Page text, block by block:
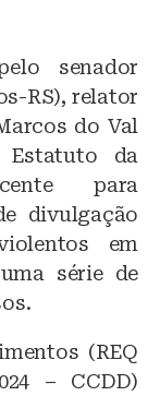
senador
RS), relator
do Val
Estatuto da
para
divulgação
em
série de
(REQ
– CCDD)